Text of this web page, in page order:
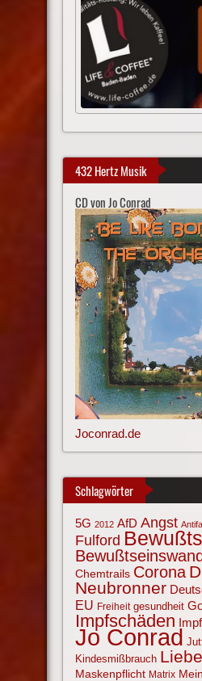
432 Hertz Musik
CD von Jo Conrad
Joconrad.de
Schlagwörter
5G 2012 AfD Angst Antifa
Fulford
Chemtrails Corona
Neubronner
EU Freiheit gesundheit
Impfschäden
Jo Conrad
Kindesmißbrauch Liebe
Maskenpflicht Matrix